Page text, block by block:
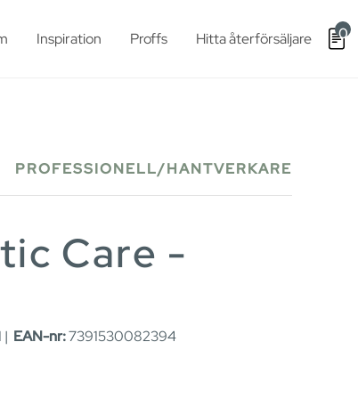
Inspiration Proffs Hitta återförsäljare 0
PROFESSIONELL/HANTVERKARE
Care -
| EAN-nr:7391530082394